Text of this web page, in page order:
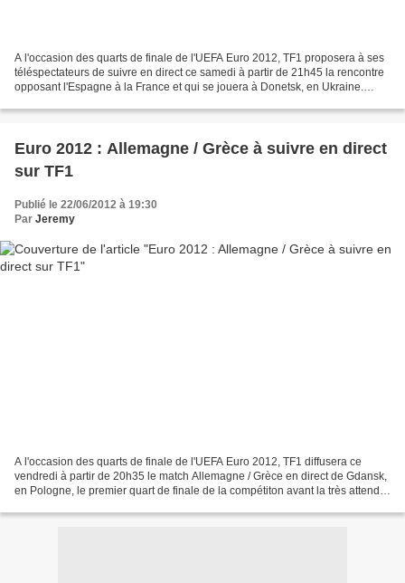
A l'occasion des quarts de finale de l'UEFA Euro 2012, TF1 proposera à ses
téléspectateurs de suivre en direct ce samedi à partir de 21h45 la rencontre
opposant l'Espagne à la France et qui se jouera à Donetsk, en Ukraine.
Euro 2012 : Allemagne / Grèce à suivre en direct
sur TF1
Publié le 22/06/2012 à 19:30
Par Jeremy
A l'occasion des quarts de finale de l'UEFA Euro 2012, TF1 diffusera ce
vendredi à partir de 20h35 le match Allemagne / Grèce en direct de Gdansk,
en Pologne, le premier quart de finale de la compétiton avant la très attendu